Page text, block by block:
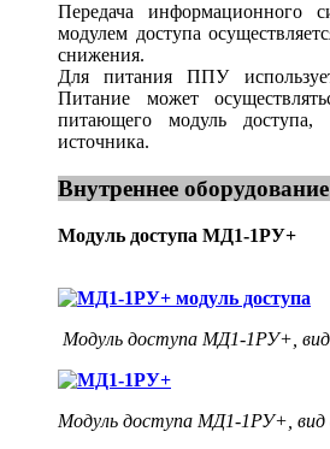
Передача
модулем доступа
снижения.
Для питания ППУ
Питание может
питающего модуль
источника.
Внутреннее
Модуль доступа МД1-1РУ+
Модуль доступа МД1-1РУ+, вид
Модуль доступа МД1-1РУ+, вид